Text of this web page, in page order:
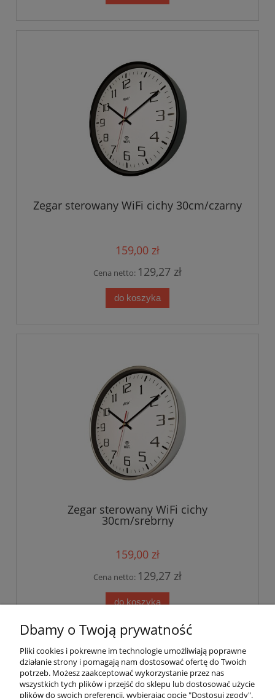
Zegar sterowany WiFi cichy 30cm/czarny
159,00 zł
Cena netto: 129,27 zł
do koszyka
Zegar sterowany WiFi cichy
30cm/srebrny
159,00 zł
Cena netto: 129,27 zł
do koszyka
Instrukcje
Dbamy o Twoją prywatność
Pliki cookies i pokrewne im technologie umożliwiają poprawne
działanie strony i pomagają nam dostosować ofertę do Twoich
potrzeb. Możesz zaakceptować wykorzystanie przez nas
wszystkich tych plików i przejść do sklepu lub dostosować użycie
plików do swoich preferencji, wybierając opcję "Dostosuj zgody".